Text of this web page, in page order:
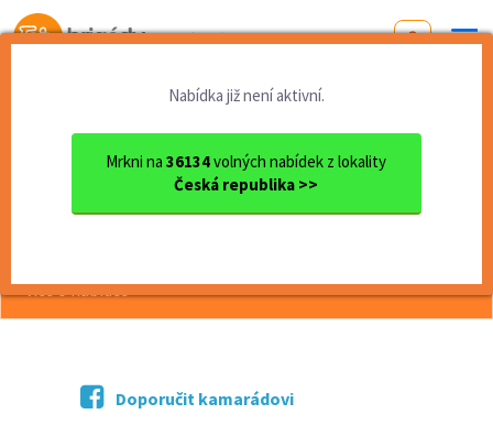
Od první brigády
Nabídka již není aktivní.
Mrkni na36134volných nabídek z lokality
Česká republika >>
Plzeňský kraj
okres Plzeň
Přípravář/kalkulant až 60 0...
Přípravář/kalkulant až 60 000 Kč
více o nabídce >>
Doporučit kamarádovi